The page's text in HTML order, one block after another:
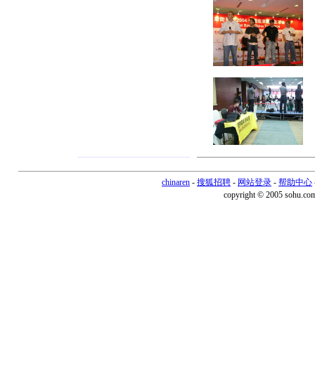
chinaren - 搜狐招聘 - 网站登录 - 帮助中心
copyright © 2005